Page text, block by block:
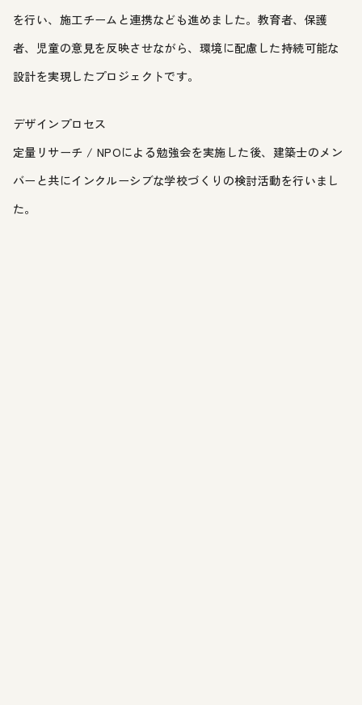
を行い、施工チームと連携なども進めました。教育者、保護
者、児童の意見を反映させながら、環境に配慮した持続可能な
設計を実現したプロジェクトです。
デザインプロセス
定量リサーチ / NPOによる勉強会を実施した後、建築士のメン
バーと共にインクルーシブな学校づくりの検討活動を行いまし
た。